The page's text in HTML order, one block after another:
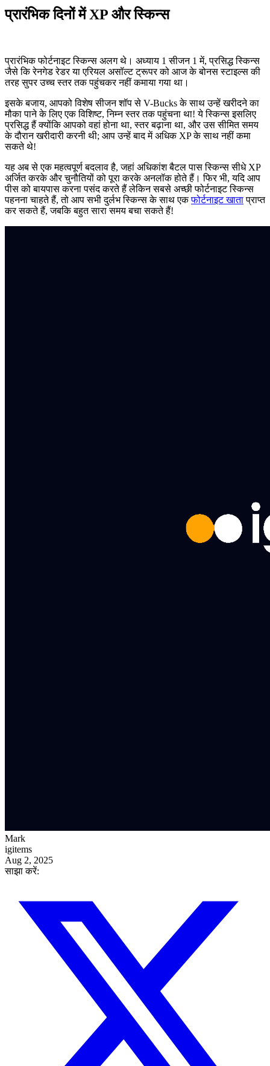
प्रारंभिक दिनों में XP और स्किन्स
प्रारंभिक फोर्टनाइट स्किन्स अलग थे। अध्याय 1 सीजन 1 में, प्रसिद्ध स्किन्स
जैसे कि रेनगेड रेडर या एरियल असॉल्ट ट्रूपर को आज के बोनस स्टाइल्स की
तरह सुपर उच्च स्तर तक पहुंचकर नहीं कमाया गया था।
इसके बजाय, आपको विशेष सीजन शॉप से V-Bucks के साथ उन्हें खरीदने का
मौका पाने के लिए एक विशिष्ट, निम्न स्तर तक पहुंचना था! ये स्किन्स इसलिए
प्रसिद्ध हैं क्योंकि आपको वहां होना था, स्तर बढ़ाना था, और उस सीमित समय
के दौरान खरीदारी करनी थी; आप उन्हें बाद में अधिक XP के साथ नहीं कमा
सकते थे!
यह अब से एक महत्वपूर्ण बदलाव है, जहां अधिकांश बैटल पास स्किन्स सीधे XP
अर्जित करके और चुनौतियों को पूरा करके अनलॉक होते हैं। फिर भी, यदि आप
पीस को बायपास करना पसंद करते हैं लेकिन सबसे अच्छी फोर्टनाइट स्किन्स
पहनना चाहते हैं, तो आप सभी दुर्लभ स्किन्स के साथ एकफोर्टनाइट खाताप्राप्त
कर सकते हैं, जबकि बहुत सारा समय बचा सकते हैं!
Mark
igitems
Aug 2, 2025
साझा करें: